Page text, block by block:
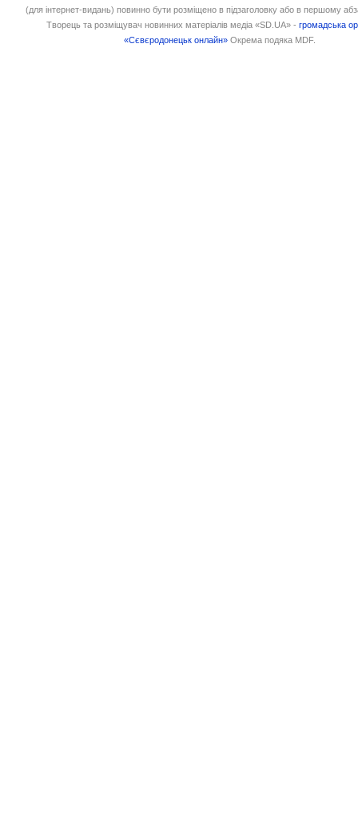
(для інтернет-видань) повинно бути розміщено в підзаголовку або в першому
Творець та розміщувач новинних матеріалів медіа «SD.UA» -громадська
«Сєвєродонецьк онлайн» Окрема подяка MDF.